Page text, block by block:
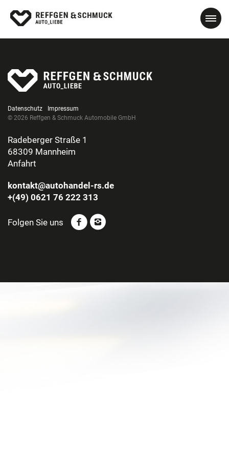
Datenschutz
Impressum
© 2026 Reffgen & Schmuck Automobile GmbH
Radeberger Straße 1
68309 Mannheim
Anfahrt
kontakt@autohandel-rs.de
+(49) 0621 76 222 313
Folgen Sie uns